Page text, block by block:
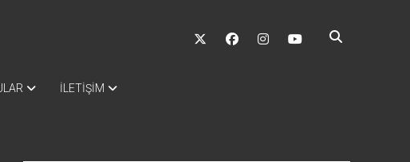
twitter facebookinstagramyoutube
İLETİŞİM